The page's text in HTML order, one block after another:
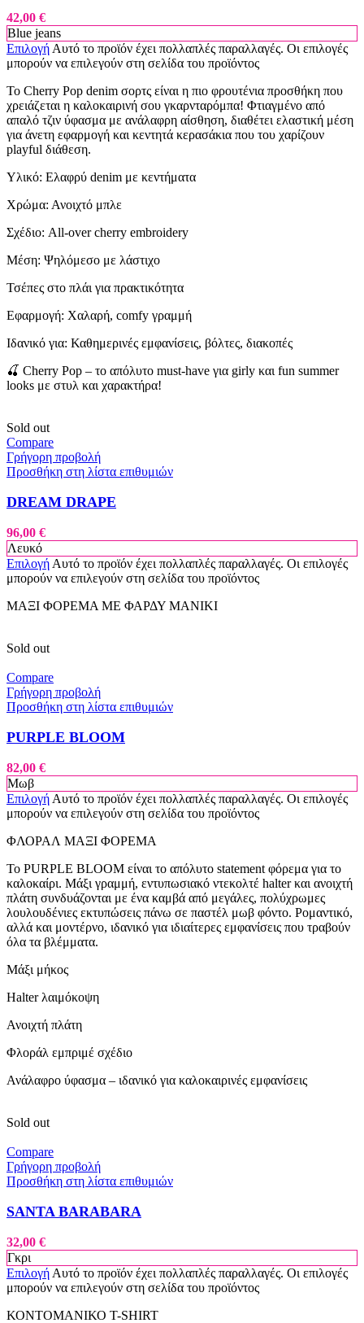
42,00 €
Blue jeans
Επιλογή Αυτό το προϊόν έχει πολλαπλές παραλλαγές. Οι επιλογές
μπορούν να επιλεγούν στη σελίδα του προϊόντος
To Cherry Pop denim σορτς είναι η πιο φρουτένια προσθήκη που
χρειάζεται η καλοκαιρινή σου γκαρνταρόμπα! Φτιαγμένο από
απαλό τζιν ύφασμα με ανάλαφρη αίσθηση, διαθέτει ελαστική μέση
για άνετη εφαρμογή και κεντητά κερασάκια που του χαρίζουν
playful διάθεση.
Υλικό: Ελαφρύ denim με κεντήματα
Χρώμα: Ανοιχτό μπλε
Σχέδιο: All-over cherry embroidery
Μέση: Ψηλόμεσο με λάστιχο
Τσέπες στο πλάι για πρακτικότητα
Εφαρμογή: Χαλαρή, comfy γραμμή
Ιδανικό για: Καθημερινές εμφανίσεις, βόλτες, διακοπές
🍒 Cherry Pop – το απόλυτο must-have για girly και fun summer
looks με στυλ και χαρακτήρα!
Sold out
Compare
Γρήγορη προβολή
Προσθήκη στη λίστα επιθυμιών
DREAM DRAPE
96,00 €
Λευκό
Επιλογή Αυτό το προϊόν έχει πολλαπλές παραλλαγές. Οι επιλογές
μπορούν να επιλεγούν στη σελίδα του προϊόντος
ΜΑΞΙ ΦΟΡΕΜΑ ΜΕ ΦΑΡΔΥ ΜΑΝΙΚΙ
Sold out
Compare
Γρήγορη προβολή
Προσθήκη στη λίστα επιθυμιών
PURPLE BLOOM
82,00 €
Μωβ
Επιλογή Αυτό το προϊόν έχει πολλαπλές παραλλαγές. Οι επιλογές
μπορούν να επιλεγούν στη σελίδα του προϊόντος
ΦΛΟΡΑΛ ΜΑΞΙ ΦΟΡΕΜΑ
Το PURPLE BLOOM είναι το απόλυτο statement φόρεμα για το
καλοκαίρι. Μάξι γραμμή, εντυπωσιακό ντεκολτέ halter και ανοιχτή
πλάτη συνδυάζονται με ένα καμβά από μεγάλες, πολύχρωμες
λουλουδένιες εκτυπώσεις πάνω σε παστέλ μωβ φόντο. Ρομαντικό,
αλλά και μοντέρνο, ιδανικό για ιδιαίτερες εμφανίσεις που τραβούν
όλα τα βλέμματα.
Μάξι μήκος
Halter λαιμόκοψη
Ανοιχτή πλάτη
Φλοράλ εμπριμέ σχέδιο
Ανάλαφρο ύφασμα – ιδανικό για καλοκαιρινές εμφανίσεις
Sold out
Compare
Γρήγορη προβολή
Προσθήκη στη λίστα επιθυμιών
SANTA BARABARA
32,00 €
Γκρι
Επιλογή Αυτό το προϊόν έχει πολλαπλές παραλλαγές. Οι επιλογές
μπορούν να επιλεγούν στη σελίδα του προϊόντος
ΚΟΝΤΟΜΑΝΙΚΟ T-SHIRT